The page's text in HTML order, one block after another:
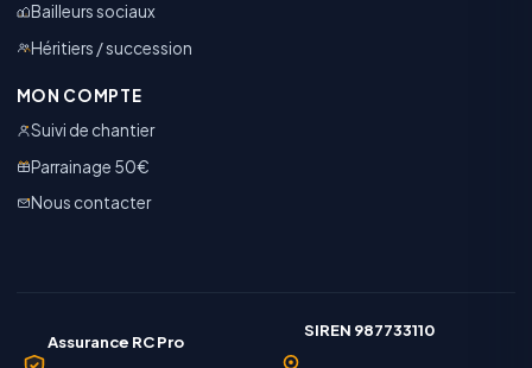
Bailleurs sociaux
Héritiers / succession
MON COMPTE
Suivi de chantier
Parrainage 50€
Nous contacter
Assurance RC Pro
SIREN 987733110